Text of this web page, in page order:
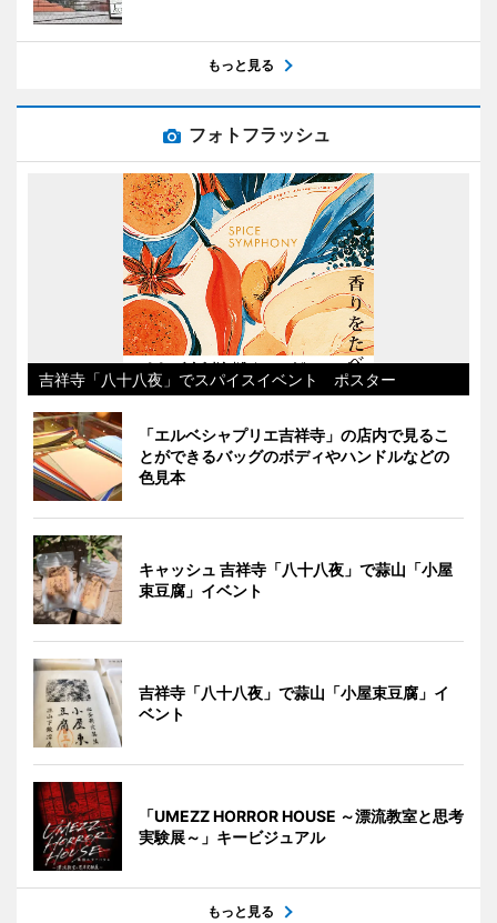
もっと見る
フォトフラッシュ
吉祥寺「八十八夜」でスパイスイベント ポスター
「エルベシャプリエ吉祥寺」の店内で見るこ
とができるバッグのボディやハンドルなどの
色見本
キャッシュ 吉祥寺「八十八夜」で蒜山「小屋
束豆腐」イベント
吉祥寺「八十八夜」で蒜山「小屋束豆腐」イ
ベント
「UMEZZ HORROR HOUSE ～漂流教室と思考
実験展～」キービジュアル
もっと見る